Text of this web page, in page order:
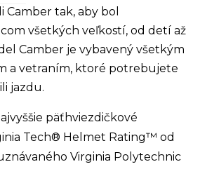
Camber tak, aby bol
všetkých veľkostí, od detí až
Camber je vybavený všetkým
a vetraním, ktoré potrebujete
jazdu.
päťhviezdičkové
Tech® Helmet Rating™ od
Virginia Polytechnic